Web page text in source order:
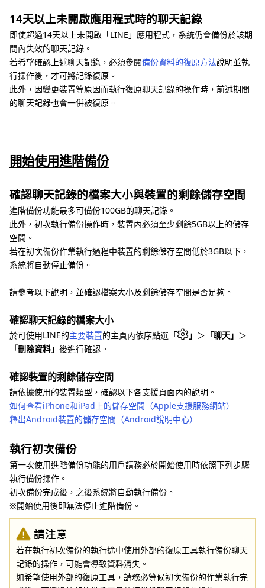
14天以上未開啟應用程式時的聊天記錄
即使超過14天以上未開啟「LINE」應用程式，系統仍會備份於該期
間內失效的聊天記錄。
若希望確認上述聊天記錄，必須參閱備份資料的復原方法說明並執
行操作後，才可將記錄復原。
此外，因變更裝置等原因而執行復原聊天記錄的操作時，前述期間
的聊天記錄也會一併被復原。
開始使用進階備份
確認聊天記錄的檔案大小與裝置的剩餘儲存空間
進階備份功能最多可備份100GB的聊天記錄。
此外，初次執行備份操作時，裝置內必須至少剩餘5GB以上的儲存
空間。
若在初次備份作業執行過程中裝置的剩餘儲存空間低於3GB以下，
系統將自動停止備份。
請參考以下說明，並確認檔案大小及剩餘儲存空間是否足夠。
確認聊天記錄的檔案大小
於可使用LINE的主要裝置的主頁內依序點選 「 」 ＞ 「聊天」 ＞
「刪除資料」 後進行確認。
確認裝置的剩餘儲存空間
請依據使用的裝置類型，確認以下各支援頁面內的說明。
如何查看iPhone和iPad上的儲存空間（Apple支援服務網站）
釋出Android裝置的儲存空間（Android說明中心）
執行初次備份
第一次使用進階備份功能的用戶請務必於開始使用時依照下列步驟
執行備份操作。
初次備份完成後，之後系統將自動執行備份。
※開始使用後即無法停止進階備份。
請注意
若在執行初次備份的執行途中使用外部的復原工具執行備份聊天
記錄的操作，可能會導致資料消失。
如希望使用外部的復原工具，請務必等候初次備份的作業執行完